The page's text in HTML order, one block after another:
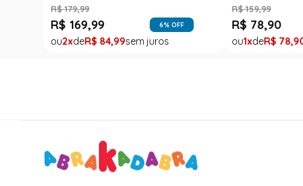
R$ 179,99
R$ 169,99 6% OFF
2 R$ 84,99
R$ 159,99
R$ 78,90
1 R$ 78,